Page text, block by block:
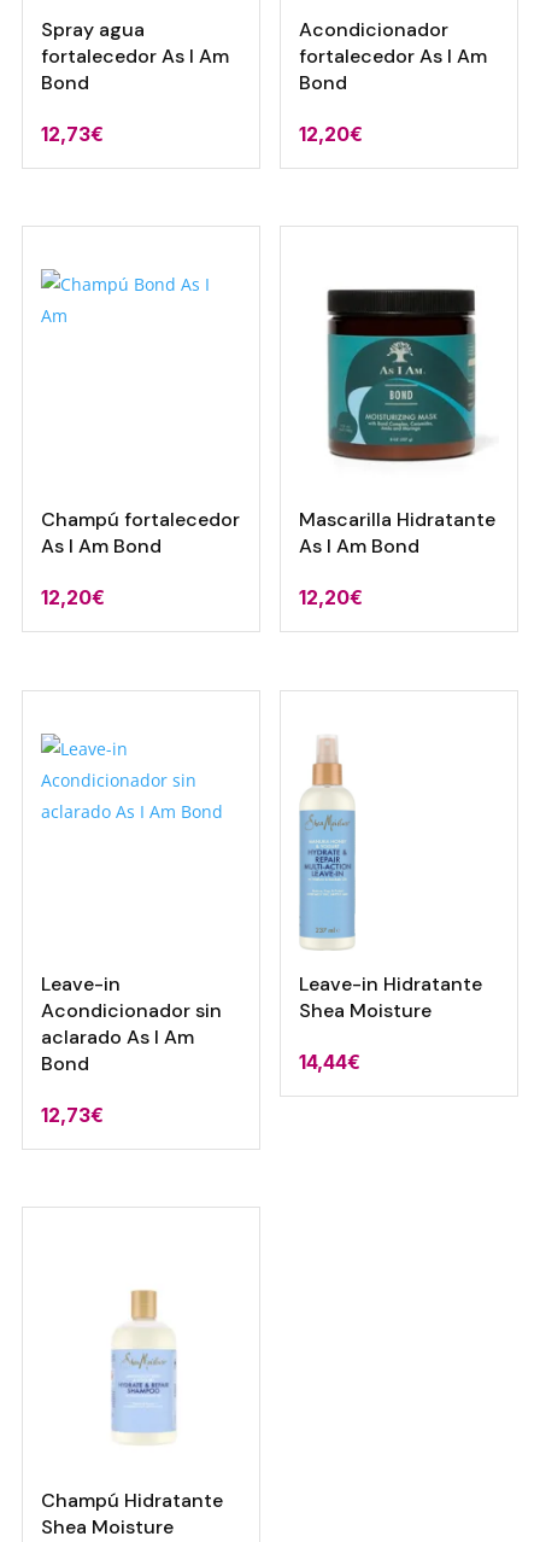
Spray agua
fortalecedor As I Am
Bond
12,73€
Acondicionador
fortalecedor As I Am
Bond
12,20€
Champú fortalecedor
As I Am Bond
12,20€
Mascarilla Hidratante
As I Am Bond
12,20€
Leave-in
Acondicionador sin
aclarado As I Am
Bond
12,73€
Leave-in Hidratante
Shea Moisture
14,44€
Champú Hidratante
Shea Moisture